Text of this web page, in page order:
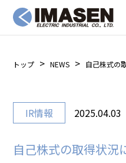
トップ NEWS 自己株式の
IR情報 2025.04.03
自己株式の取得状況